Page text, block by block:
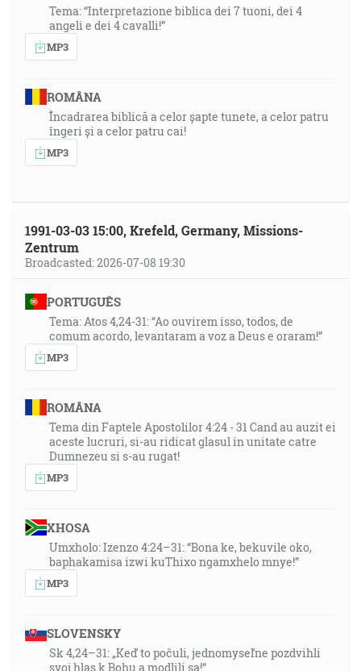
Tema: “Interpretazione biblica dei 7 tuoni, dei 4
angeli e dei 4 cavalli!”
MP3
ROMÂNA
Încadrarea biblică a celor șapte tunete, a celor patru
îngeri și a celor patru cai!
MP3
1991-03-03 15:00, Krefeld, Germany, Missions-
Zentrum
Broadcasted: 2026-07-08 19:30
PORTUGUÊS
Tema: Atos 4,24-31: “Ao ouvirem isso, todos, de
comum acordo, levantaram a voz a Deus e oraram!”
MP3
ROMÂNA
Tema din Faptele Apostolilor 4:24 - 31 Cand au auzit ei
aceste lucruri, si-au ridicat glasul in unitate catre
Dumnezeu si s-au rugat!
MP3
XHOSA
Umxholo: Izenzo 4:24–31: “Bona ke, bekuvile oko,
baphakamisa izwi kuThixo ngamxhelo mnye!”
MP3
SLOVENSKY
Sk 4,24–31: „Keď to počuli, jednomyseľne pozdvihli
svoj hlas k Bohu a modlili sa!“